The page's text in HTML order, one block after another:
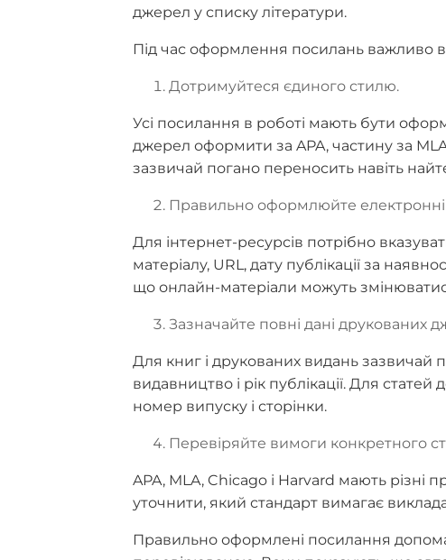
джерел у списку літератури.
Під час оформлення посилань важливо
Дотримуйтеся єдиного стилю.
Усі посилання в роботі мають бути
джерел оформити за APA, частину за
зазвичай погано переносить навіть
Правильно оформлюйте
Для інтернет-ресурсів потрібно
матеріалу, URL, дату публікації за
що онлайн-матеріали можуть
Зазначайте повні дані друкованих
Для книг і друкованих видань зазвичай
видавництво і рік публікації. Для
номер випуску і сторінки.
Перевіряйте вимоги конкретного
APA, MLA, Chicago і Harvard мають
уточнити, який стандарт вимагає
Правильно оформлені посилання